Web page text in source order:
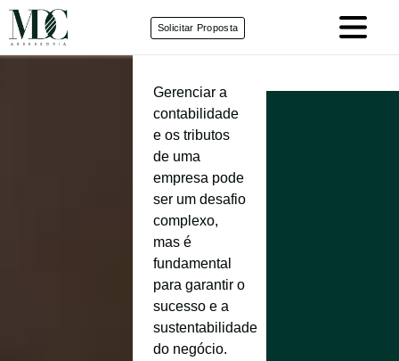
Solicitar Proposta
Gerenciar a
contabilidade
e os tributos
de uma
empresa pode
ser um desafio
complexo,
mas é
fundamental
para garantir o
sucesso e a
sustentabilidade
do negócio.